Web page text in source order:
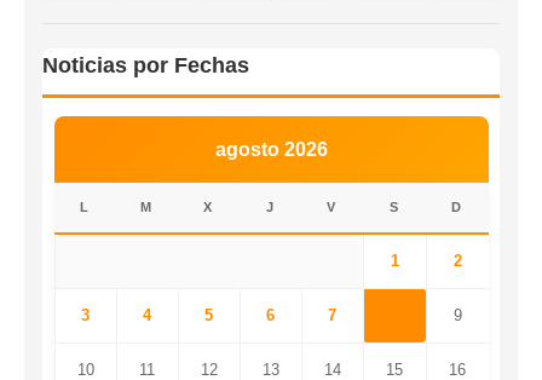
Noticias por Fechas
agosto 2026
L M X J V S D
1 2
3 4 5 6 7 9
10 11 12 13 14 15 16